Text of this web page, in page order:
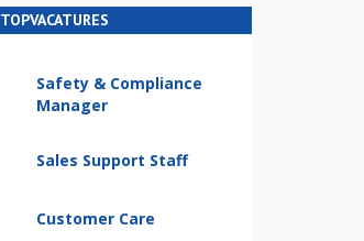
TOPVACATURES
Safety & Compliance
Manager
Sales Support Staff
Customer Care